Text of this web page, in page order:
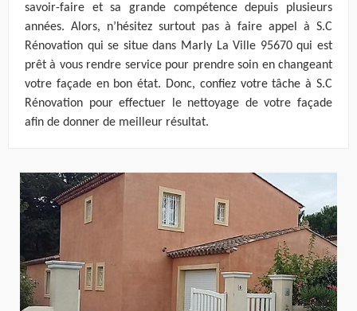
savoir-faire et sa grande compétence depuis plusieurs
années. Alors, n’hésitez surtout pas à faire appel à S.C
Rénovation qui se situe dans Marly La Ville 95670 qui est
prêt à vous rendre service pour prendre soin en changeant
votre façade en bon état. Donc, confiez votre tâche à S.C
Rénovation pour effectuer le nettoyage de votre façade
afin de donner de meilleur résultat.